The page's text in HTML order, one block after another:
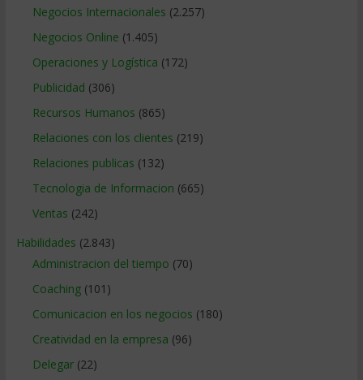
Negocios Internacionales (2.257)
Negocios Online (1.405)
Operaciones y Logística (172)
Publicidad (306)
Recursos Humanos (865)
Relaciones con los clientes (219)
Relaciones publicas (132)
Tecnologia de Informacion (665)
Ventas (242)
Habilidades (2.843)
Administracion del tiempo (70)
Coaching(101)
Comunicacion en los negocios (180)
Creatividad en la empresa (96)
Delegar(22)